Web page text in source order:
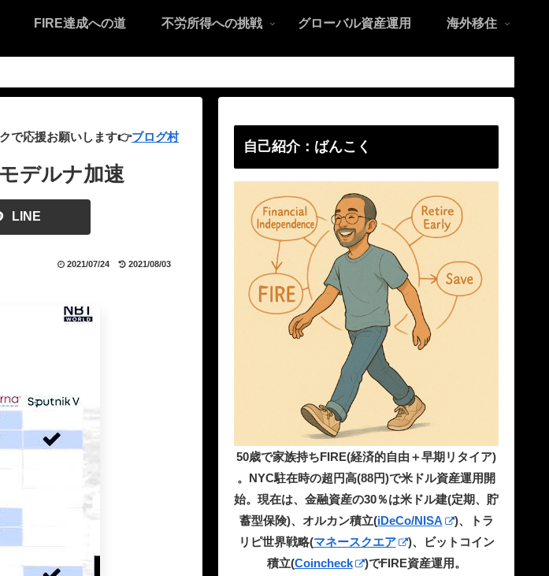
FIRE達成への道 不労所得への挑戦 グローバル資産運用 海外移住
で応援お願いします👉ブログ村
デルナ加速
LINE
2021/07/24 2021/08/03
自己紹介：ばんこく
50歳で家族持ちFIRE(経済的自由＋早期リタイア)
。NYC駐在時の超円高(88円)で米ドル資産運用開
始。現在は、金融資産の30％は米ドル建(定期、貯
蓄型保険)、オルカン積立(iDeCo/NISA
)、トラ
リピ世界戦略(マネースクエア
)、ビットコイン
積立(Coincheck
)でFIRE資産運用。